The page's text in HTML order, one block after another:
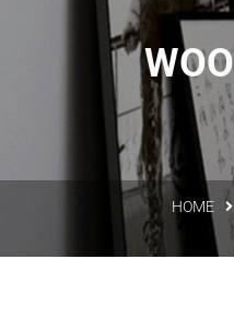
HOME